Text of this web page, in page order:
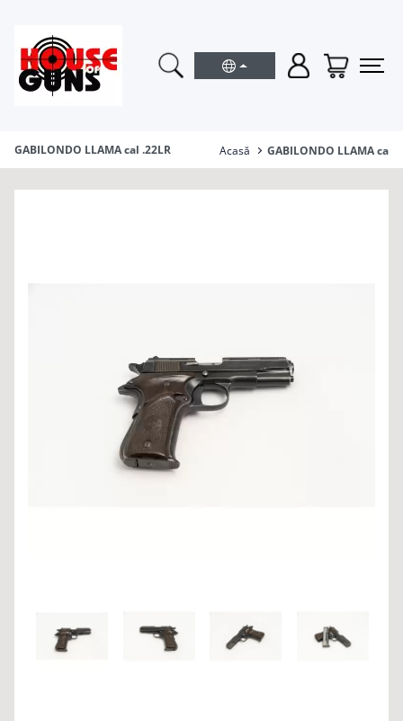
GABILONDO LLAMA cal .22LR Acasă GABILONDO LLAMA cal